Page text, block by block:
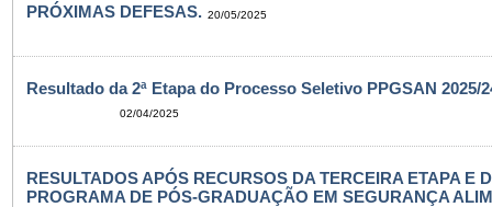
PRÓXIMAS DEFESAS. 20/05/2025
Resultado da 2ª Etapa do Processo Seletivo PPGSAN 2025/
02/04/2025
RESULTADOS APÓS RECURSOS DA TERCEIRA ETAPA E
PROGRAMA DE PÓS-GRADUAÇÃO EM SEGURANÇA